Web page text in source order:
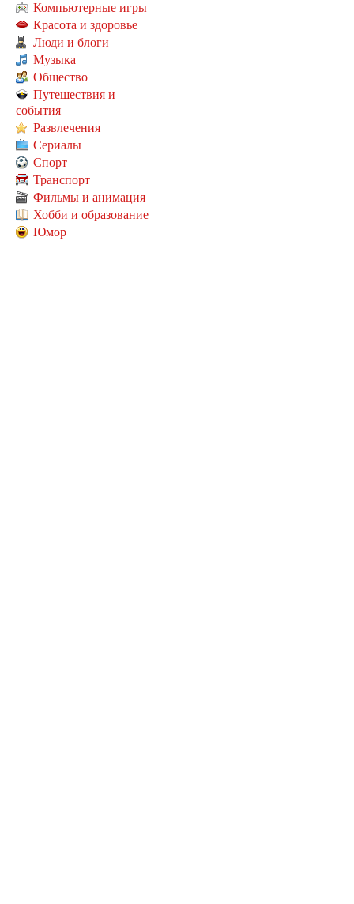
Компьютерные игры
Красота и здоровье
Люди и блоги
Музыка
Общество
Путешествия и
события
Развлечения
Сериалы
Спорт
Транспорт
Фильмы и анимация
Хобби и образование
Юмор